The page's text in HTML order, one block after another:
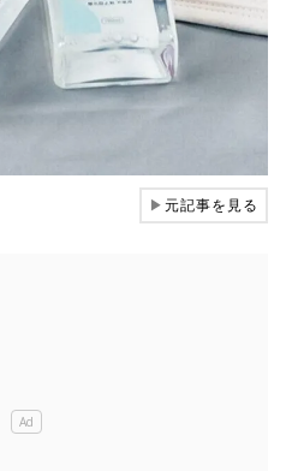
▶元記事を見る